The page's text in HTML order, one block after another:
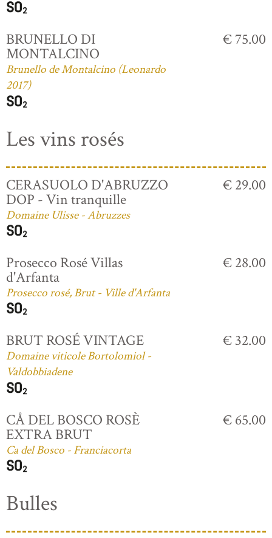
BRUNELLO DI
MONTALCINO
Brunello de Montalcino (Leonardo
2017)
€ 75.00
Les vins rosés
CERASUOLO D'ABRUZZO
DOP - Vin tranquille
Domaine Ulisse - Abruzzes
€ 29.00
Prosecco Rosé Villas
d'Arfanta
Prosecco rosé, Brut - Ville d'Arfanta
€ 28.00
BRUT ROSÉ VINTAGE
Domaine viticole Bortolomiol -
Valdobbiadene
€ 32.00
CÅ DEL BOSCO ROSÈ
EXTRA BRUT
Ca del Bosco - Franciacorta
€ 65.00
Bulles